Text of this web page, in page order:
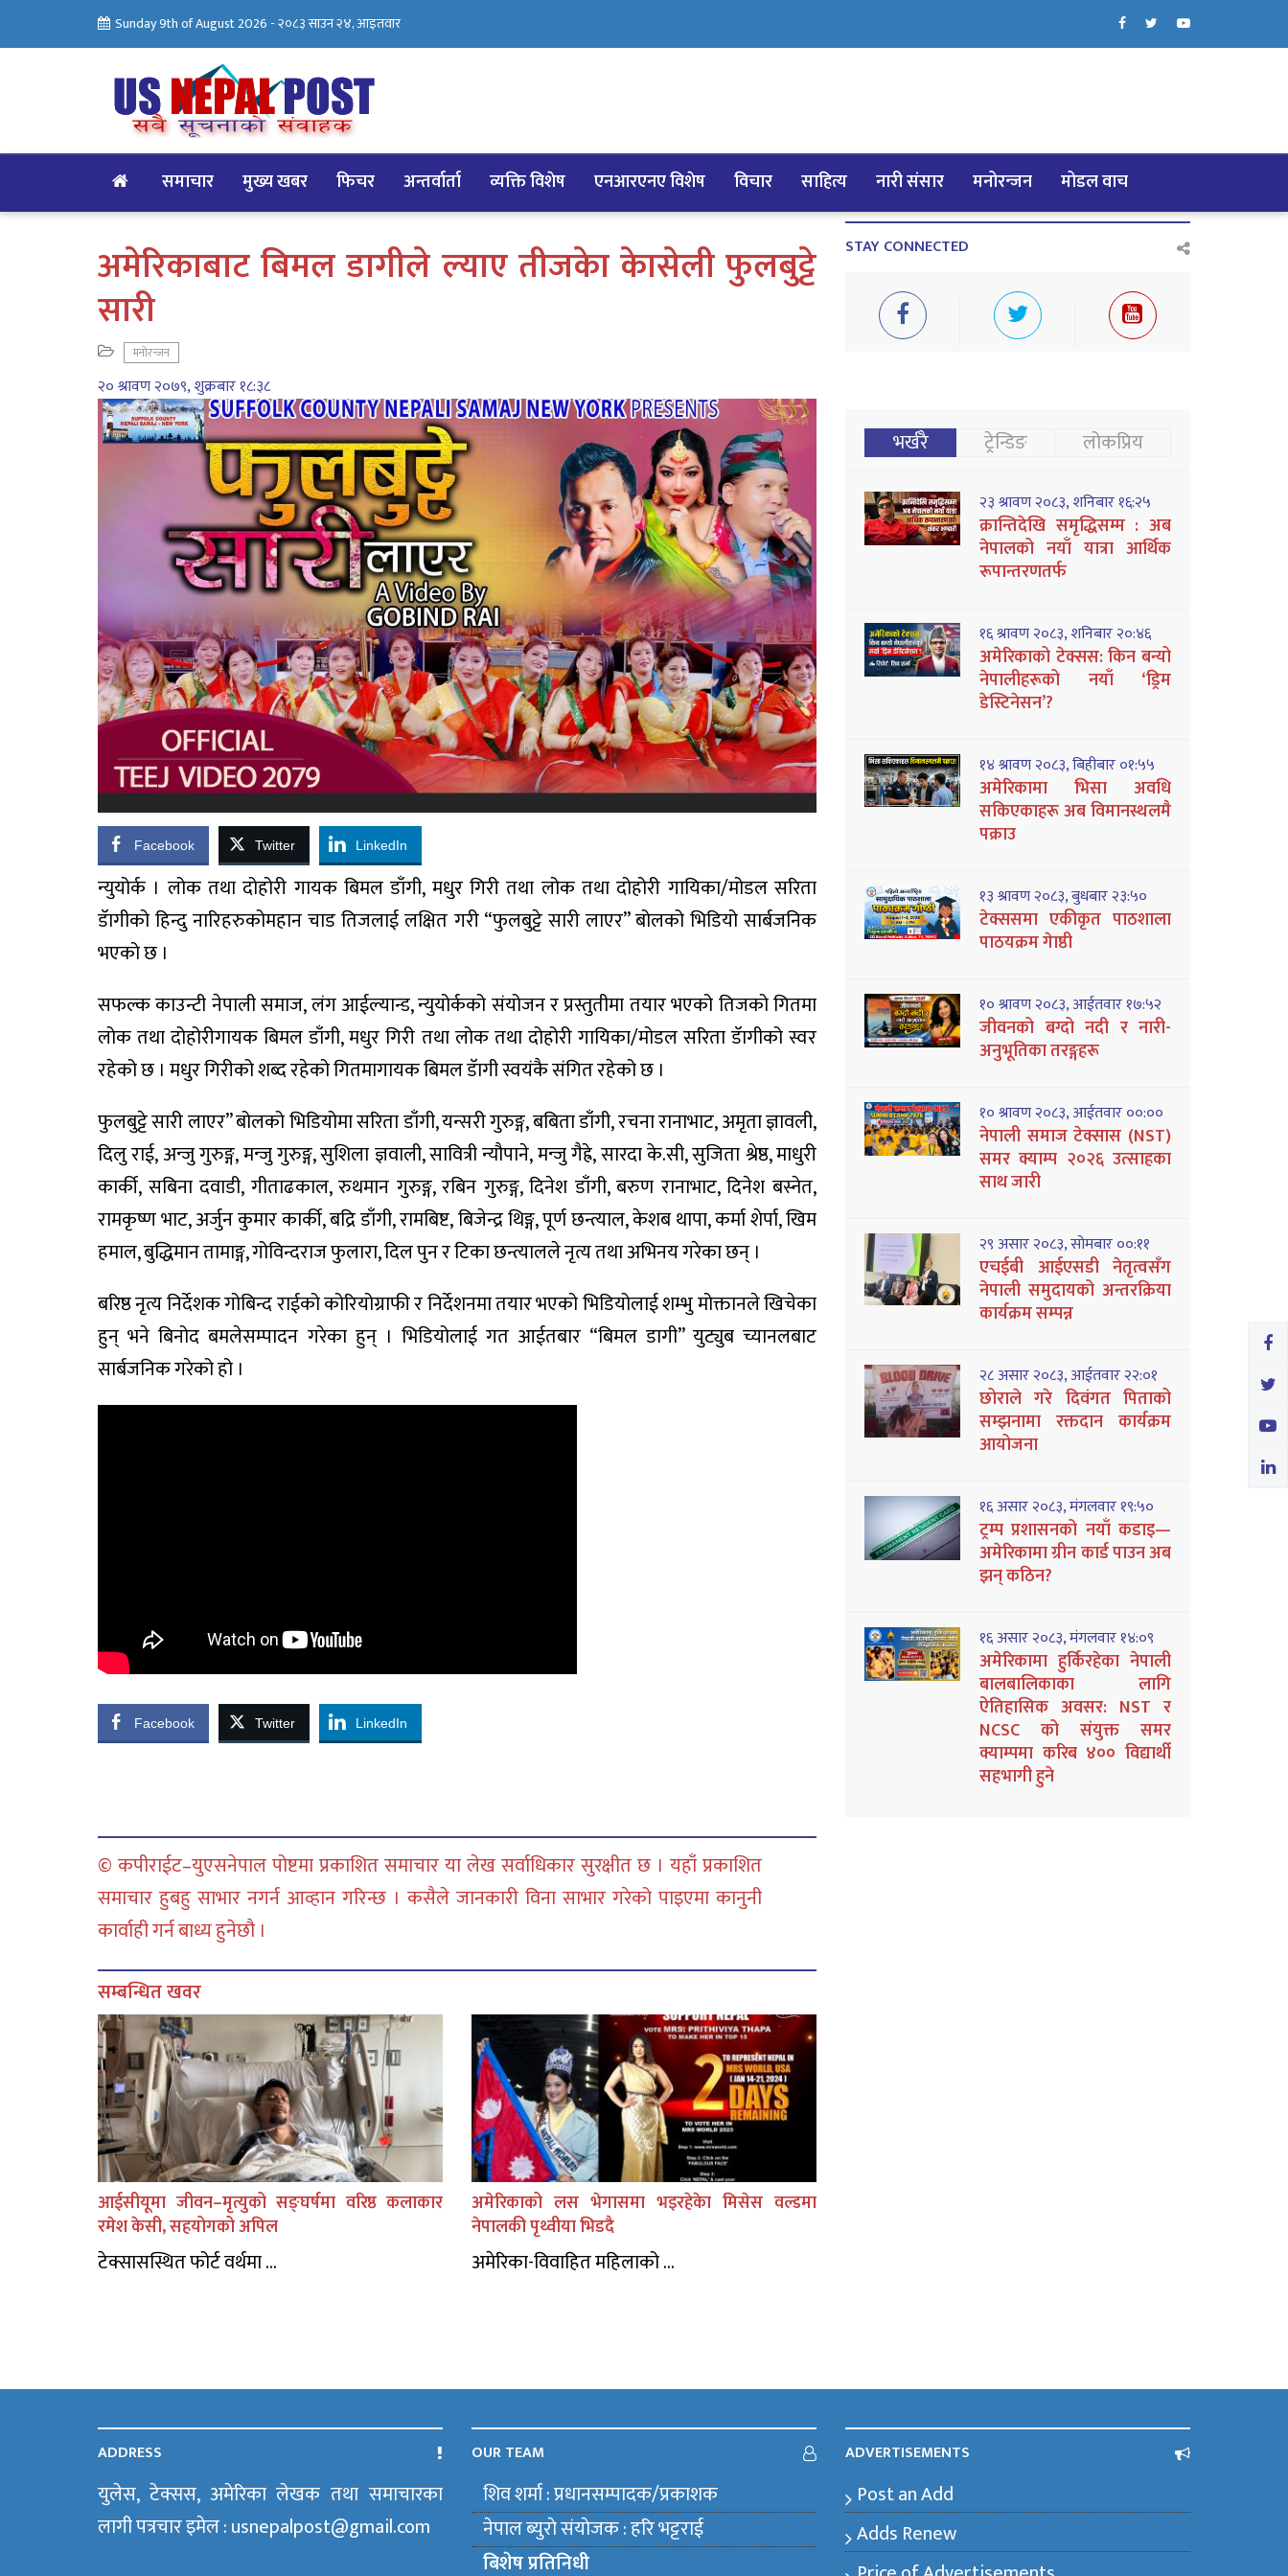
Sunday 9th of August 2026 -२०८३ साउन २४, आइतवार
समाचार मुख्य खबर फिचर अन्तर्वार्ता व्यक्ति विशेष एनआरएनए विशेष विचार साहित्य नारी संसार मनोरन्जन मोडल वाच
अमेरिकाबाट बिमल डागीले ल्याए तीजकेा केासेली फुलबुट्टे
सारी
मनोरन्जन
२० श्रावण २०७९, शुक्रबार १८:३८
Facebook Twitter LinkedIn
न्युयोर्क । लोक तथा दोहोरी गायक बिमल डाँगी, मधुर गिरी तथा लोक तथा दोहोरी गायिका/मोडल सरिता
डॅागीको हिन्दु नारिहरुकोमहान चाड तिजलाई लक्षित गरी “फुलबुट्टे सारी लाएर” बोलको भिडियो सार्बजनिक
भएको छ ।
सफल्क काउन्टी नेपाली समाज, लंग आईल्यान्ड, न्युयोर्कको संयोजन र प्रस्तुतीमा तयार भएको तिजको गितमा
लोक तथा दोहोरीगायक बिमल डाँगी, मधुर गिरी तथा लोक तथा दोहोरी गायिका/मोडल सरिता डॅागीको स्वर
रहेको छ । मधुर गिरीको शब्द रहेको गितमागायक बिमल डॅागी स्वयंकै संगित रहेको छ ।
फुलबुट्टे सारी लाएर” बोलको भिडियोमा सरिता डाँगी, यन्सरी गुरुङ्ग, बबिता डाँगी, रचना रानाभाट, अमृता ज्ञावली,
दिलु राई, अन्जु गुरुङ्ग, मन्जु गुरुङ्ग, सुशिला ज्ञवाली, सावित्री न्यौपाने, मन्जु गैह्रे, सारदा के.सी, सुजिता श्रेष्ठ, माधुरी
कार्की, सबिना दवाडी, गीताढकाल, रुथमान गुरुङ्ग, रबिन गुरुङ्ग, दिनेश डाँगी, बरुण रानाभाट, दिनेश बस्नेत,
रामकृष्ण भाट, अर्जुन कुमार कार्की, बद्रि डाँगी, रामबिष्ट, बिजेन्द्र थिङ्ग, पूर्ण छन्त्याल, केशब थापा, कर्मा शेर्पा, खिम
हमाल, बुद्धिमान तामाङ्ग, गोविन्दराज फुलारा, दिल पुन र टिका छन्त्यालले नृत्य तथा अभिनय गरेका छन् ।
बरिष्ठ नृत्य निर्देशक गोबिन्द राईको कोरियोग्राफी र निर्देशनमा तयार भएको भिडियोलाई शम्भु मोक्तानले खिचेका
हुन् भने बिनोद बमलेसम्पादन गरेका हुन् । भिडियोलाई गत आईतबार “बिमल डागी” युट्युब च्यानलबाट
सार्बजनिक गरेको हो ।
Facebook Twitter LinkedIn
© कपीराईट–युएसनेपाल पोष्टमा प्रकाशित समाचार या लेख सर्वाधिकार सुरक्षीत छ । यहाँ प्रकाशित
समाचार हुबहु साभार नगर्न आव्हान गरिन्छ । कसैले जानकारी विना साभार गरेको पाइएमा कानुनी
कार्वाही गर्न बाध्य हुनेछौ ।
सम्बन्धित खवर
आईसीयूमा जीवन–मृत्युको सङ्घर्षमा वरिष्ठ कलाकार
रमेश केसी, सहयोगको अपिल
टेक्सासस्थित फोर्ट वर्थमा ...
अमेरिकाको लस भेगासमा भइरहेकेा मिसेस वल्डमा
नेपालकी पृथ्वीया भिडदै
अमेरिका-विवाहित महिलाको ...
STAY CONNECTED
भर्खरै ट्रेन्डिङ लोकप्रिय
२३ श्रावण २०८३, शनिबार १६:२५
क्रान्तिदेखि समृद्धिसम्म : अब
नेपालको नयाँ यात्रा आर्थिक
रूपान्तरणतर्फ
१६ श्रावण २०८३, शनिबार २०:४६
अमेरिकाको टेक्सस: किन बन्यो
नेपालीहरूको नयाँ ‘ड्रिम
डेस्टिनेसन’?
१४ श्रावण २०८३, बिहीबार ०१:५५
अमेरिकामा भिसा अवधि
सकिएकाहरू अब विमानस्थलमै
पक्राउ
१३ श्रावण २०८३, बुधबार २३:५०
टेक्ससमा एकीकृत पाठशाला
पाठयक्रम गेाष्ठी
१० श्रावण २०८३, आईतवार १७:५२
जीवनको बग्दो नदी र नारी-
अनुभूतिका तरङ्गहरू
१० श्रावण २०८३, आईतवार ००:००
नेपाली समाज टेक्सास (NST)
समर क्याम्प २०२६ उत्साहका
साथ जारी
२९ असार २०८३, सोमबार ००:११
एचईबी आईएसडी नेतृत्वसँग
नेपाली समुदायको अन्तरक्रिया
कार्यक्रम सम्पन्न
२८ असार २०८३, आईतवार २२:०१
छोराले गरे दिवंगत पिताको
सम्झनामा रक्तदान कार्यक्रम
आयोजना
१६ असार २०८३, मंगलवार १९:५०
ट्रम्प प्रशासनको नयाँ कडाइ—
अमेरिकामा ग्रीन कार्ड पाउन अब
झन् कठिन?
१६ असार २०८३, मंगलवार १४:०९
अमेरिकामा हुर्किरहेका नेपाली
बालबालिकाका लागि
ऐतिहासिक अवसर: NST र
NCSC को संयुक्त समर
क्याम्पमा करिब ४०० विद्यार्थी
सहभागी हुने
ADDRESS
युलेस, टेक्सस, अमेरिका लेखक तथा समाचारका
लागी पत्रचार इमेल : usnepalpost@gmail.com
OUR TEAM
शिव शर्मा : प्रधानसम्पादक/प्रकाशक
नेपाल ब्युराे संयाेजक : हरि भट्टराई
बिशेष प्रतिनिधी
ADVERTISEMENTS
Post an Add
Adds Renew